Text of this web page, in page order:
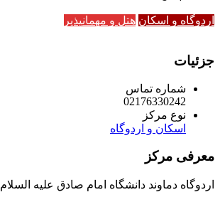
اردوگاه و اسکان هتل و مهمانپذیر
جزئیات
شماره تماس
02176330242
نوع مرکز
اسکان و اردوگاه
معرفی مرکز
اردوگاه دماوند دانشگاه امام صادق علیه السلام